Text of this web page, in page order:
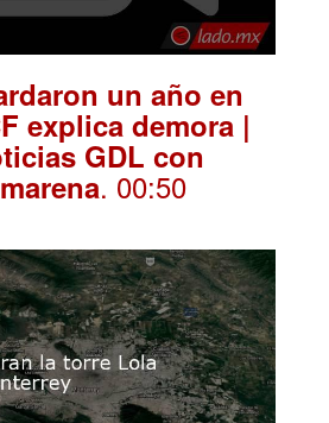
un año en
explica demora |
GDL con
. 00:50